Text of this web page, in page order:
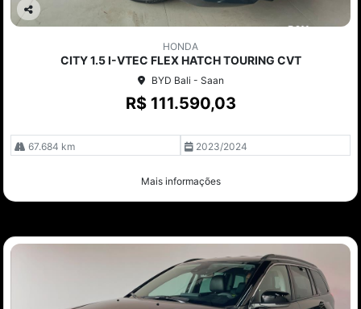
Co
HONDA
CITY 1.5 I-VTEC FLEX HATCH TOURING CVT
BYD Bali - Saan
R$ 111.590,03
67.684 km 2023/2024
Mais informações